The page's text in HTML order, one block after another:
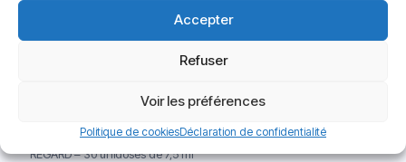
Accepter
Refuser
Voir les préférences
Politique de cookiesDéclaration de confidentialité
REGARD – 30 unidoses de 7,5 ml